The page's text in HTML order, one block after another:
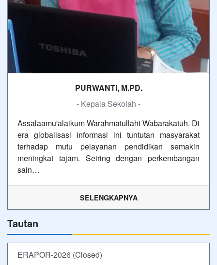
PURWANTI, M.PD.
- Kepala Sekolah -
Assalaamu'alaikum Warahmatullahi Wabarakatuh. Di
era globalisasi informasi ini tuntutan masyarakat
terhadap mutu pelayanan pendidikan semakin
meningkat tajam. Seiring dengan perkembangan
sain…
SELENGKAPNYA
Tautan
ERAPOR-2026 (Closed)